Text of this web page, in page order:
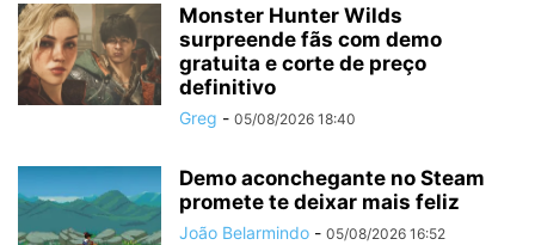
Monster Hunter Wilds
surpreende fãs com demo
gratuita e corte de preço
definitivo
Greg - 05/08/2026 18:40
Demo aconchegante no Steam
promete te deixar mais feliz
João Belarmindo - 05/08/2026 16:52